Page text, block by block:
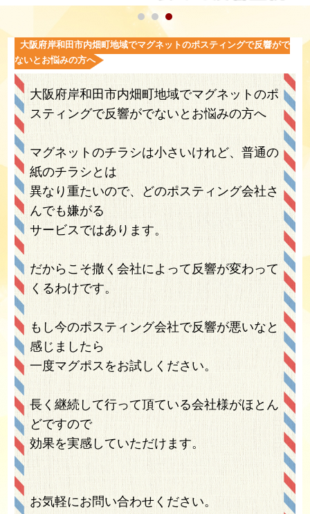
大阪府岸和田市内畑町地域でマグネットのポスティングで反響がで
ないとお悩みの方へ
大阪府岸和田市内畑町地域でマグネットのポ
スティングで反響がでないとお悩みの方へ
マグネットのチラシは小さいけれど、普通の
紙のチラシとは
異なり重たいので、どのポスティング会社さ
んでも嫌がる
サービスではあります。
だからこそ撒く会社によって反響が変わって
くるわけです。
もし今のポスティング会社で反響が悪いなと
感じましたら
一度マグポスをお試しください。
長く継続して行って頂ている会社様がほとん
どですので
効果を実感していただけます。
お気軽にお問い合わせください。